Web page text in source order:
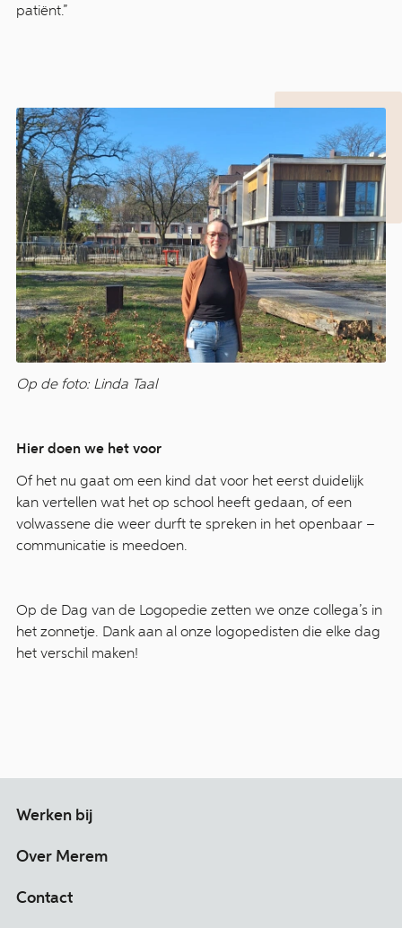
patiënt.”
Op de foto: Linda Taal
Hier doen we het voor
Of het nu gaat om een kind dat voor het eerst duidelijk
kan vertellen wat het op school heeft gedaan, of een
volwassene die weer durft te spreken in het openbaar –
communicatie is meedoen.
Op de Dag van de Logopedie zetten we onze collega’s in
het zonnetje. Dank aan al onze logopedisten die elke dag
het verschil maken!
Werken bij
Over Merem
Contact